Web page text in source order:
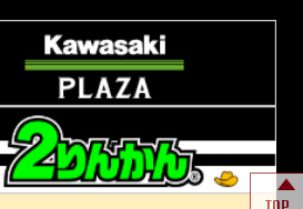
福岡
長崎
熊本